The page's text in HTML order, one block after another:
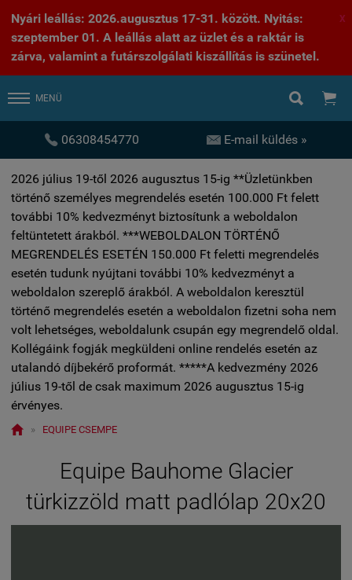
Nyári leállás: 2026.augusztus 17-31. között. Nyitás:
szeptember 01. A leállás alatt az üzlet és a raktár is
zárva, valamint a futárszolgálati kiszállítás is szünetel.
X
MENÜ  
 06308454770  E-mail küldés »
2026 július 19-től 2026 augusztus 15-ig **Üzletünkben
történő személyes megrendelés esetén 100.000 Ft felett
további 10% kedvezményt biztosítunk a weboldalon
feltüntetett árakból. ***WEBOLDALON TÖRTÉNŐ
MEGRENDELÉS ESETÉN 150.000 Ft feletti megrendelés
esetén tudunk nyújtani további 10% kedvezményt a
weboldalon szereplő árakból. A weboldalon keresztül
történő megrendelés esetén a weboldalon fizetni soha nem
volt lehetséges, weboldalunk csupán egy megrendelő oldal.
Kollégáink fogják megküldeni online rendelés esetén az
utalandó díjbekérő proformát. *****A kedvezmény 2026
július 19-től de csak maximum 2026 augusztus 15-ig
érvényes.
 » EQUIPE CSEMPE
Equipe Bauhome Glacier
türkizzöld matt padlólap 20x20